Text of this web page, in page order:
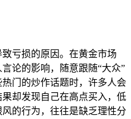
亏损的原因。在黄金市场
论的影响，随意跟随“大众”
门的炒作话题时，许多人会
却发现自己在高点买入，低
的行为，往往是缺乏理性分